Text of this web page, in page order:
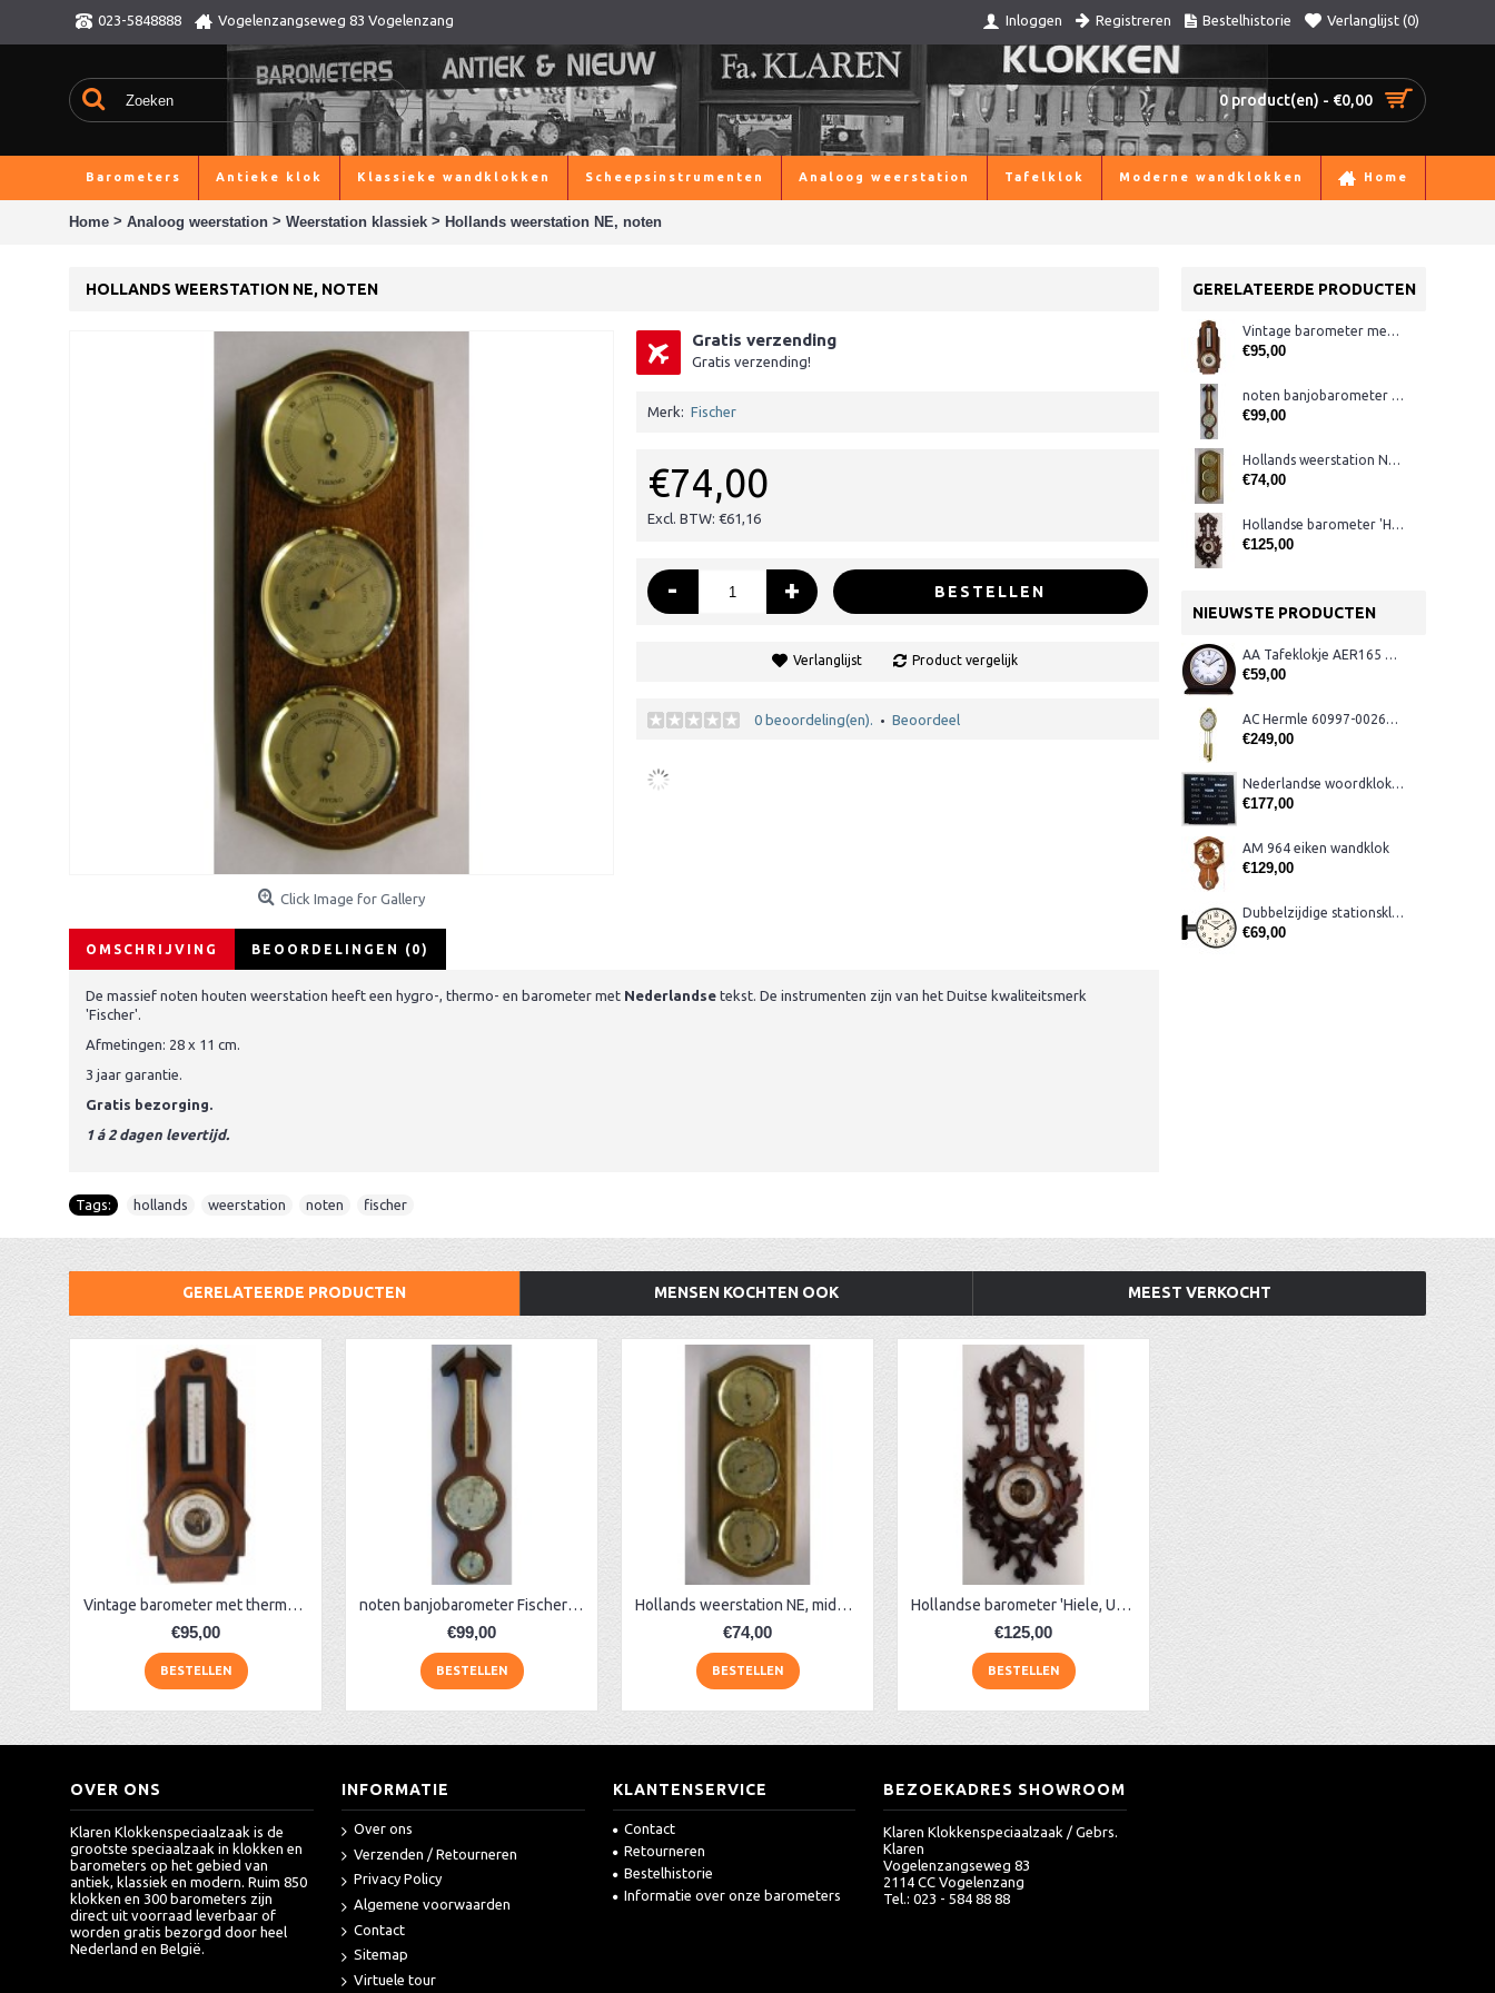
023-5848888 Vogelenzangseweg 83 Vogelenzang Inloggen Registreren Bestelhistorie Verlanglijst (0)
0 product(en) - €0,00
Barometers Antieke klok Klassieke wandklokken Scheepsinstrumenten Analoog weerstation Tafelklok Moderne wandklokken Home
Home > Analoog weerstation > Weerstation klassiek > Hollands weerstation NE, noten
GERELATEERDE PRODUCTEN
Vintage barometer met thermometer
€95,00
noten banjobarometer Fischer WQ
€99,00
Hollands weerstation NE, midden eiken
€74,00
Hollandse barometer 'Hiele, Utrecht'
€125,00
NIEUWSTE PRODUCTEN
AA Tafeklokje AER165 noten
€59,00
AC Hermle 60997-00261 wandklok
€249,00
Nederlandse woordklok zwart AMS 1265
€177,00
AM 964 eiken wandklok
€129,00
Dubbelzijdige stationsklok metaal 1879
€69,00
HOLLANDS WEERSTATION NE, NOTEN
Click Image for Gallery
Gratis verzending
Gratis verzending!
Merk: Fischer
€74,00
Excl. BTW: €61,16
- + BESTELLEN
Verlanglijst Product vergelijk
0 beoordeling(en). • Beoordeel
OMSCHRIJVING BEOORDELINGEN (0)
De massief noten houten weerstation heeft een hygro-, thermo- en barometer met Nederlandse tekst. De instrumenten zijn van het Duitse kwaliteitsmerk
'Fischer'.
Afmetingen: 28 x 11 cm.
3 jaar garantie.
Gratis bezorging.
1 á 2 dagen levertijd.
Tags: hollands weerstation noten fischer
GERELATEERDE PRODUCTEN MENSEN KOCHTEN OOK MEEST VERKOCHT
Vintage barometer met thermometer
€95,00
BESTELLEN
noten banjobarometer Fischer WQ
€99,00
BESTELLEN
Hollands weerstation NE, midden eiken
€74,00
BESTELLEN
Hollandse barometer 'Hiele, Utrecht'
€125,00
BESTELLEN
OVER ONS
Klaren Klokkenspeciaalzaak is de
grootste speciaalzaak in klokken en
barometers op het gebied van
antiek, klassiek en modern. Ruim 850
klokken en 300 barometers zijn
direct uit voorraad leverbaar of
worden gratis bezorgd door heel
Nederland en België.
INFORMATIE
Over ons
Verzenden / Retourneren
Privacy Policy
Algemene voorwaarden
Contact
Sitemap
Virtuele tour
KLANTENSERVICE
Contact
Retourneren
Bestelhistorie
Informatie over onze barometers
BEZOEKADRES SHOWROOM
Klaren Klokkenspeciaalzaak / Gebrs.
Klaren
Vogelenzangseweg 83
2114 CC Vogelenzang
Tel.: 023 - 584 88 88